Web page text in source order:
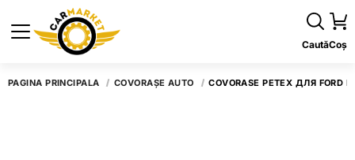
CautăCoș
PAGINA PRINCIPALĂ COVORAȘE AUTO COVORASE PETEX ДЛЯ FORD